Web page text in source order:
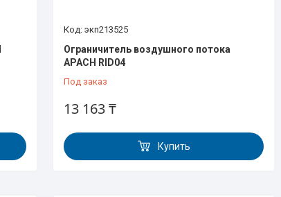
экп213525
Ограничитель воздушного потока
APACH RID04
Под заказ
13 163 ₸
Купить